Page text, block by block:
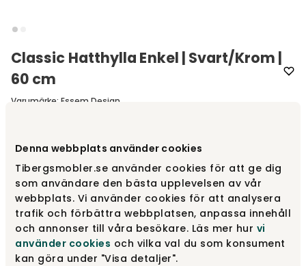
Denna webbplats använder cookies
Tibergsmobler.se använder cookies för att ge dig
som användare den bästa upplevelsen av vår
webbplats. Vi använder cookies för att analysera
trafik och förbättra webbplatsen, anpassa innehåll
och annonser till våra besökare. Läs mer hur vi
använder cookies och vilka val du som konsument
kan göra under "Visa detaljer".
Classic Hatthylla Enkel | Svart/Krom |
60 cm
Varumärke: Essem Design
Svart/Krom
Vit/Krom 1 210 kr